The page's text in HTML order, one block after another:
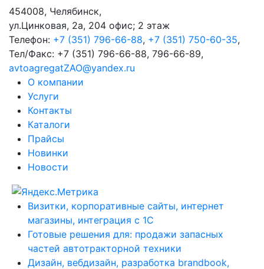
454008, Челябинск,
ул.Цинковая, 2а, 204 офис; 2 этаж
Телефон: +7 (351) 796-66-88, +7 (351) 750-60-35,
Тел/Факс: +7 (351) 796-66-88, 796-66-89,
avtoagregatZAO@yandex.ru
О компании
Услуги
Контакты
Каталоги
Прайсы
Новинки
Новости
Визитки, корпоративные сайты, интернет
магазины, интеграция с 1С
Готовые решения для: продажи запасных
частей автотракторной техники
Дизайн, вебдизайн, разработка brandbook,